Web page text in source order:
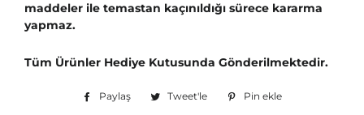
maddeler ile temastan kaçınıldığı sürece kararma
yapmaz.
Tüm Ürünler Hediye Kutusunda Gönderilmektedir.
Paylaş
Facebook'ta
Tweet'le
Twitter'daPin ekle